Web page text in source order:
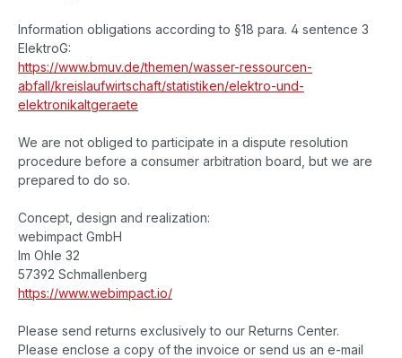
Information obligations according to §18 para. 4 sentence 3
ElektroG:
https://www.bmuv.de/themen/wasser-ressourcen-
abfall/kreislaufwirtschaft/statistiken/elektro-und-
elektronikaltgeraete
We are not obliged to participate in a dispute resolution
procedure before a consumer arbitration board, but we are
prepared to do so.
Concept, design and realization:
webimpact GmbH
Im Ohle 32
57392 Schmallenberg
https://www.webimpact.io/
Please send returns exclusively to our Returns Center.
Please enclose a copy of the invoice or send us an e-mail